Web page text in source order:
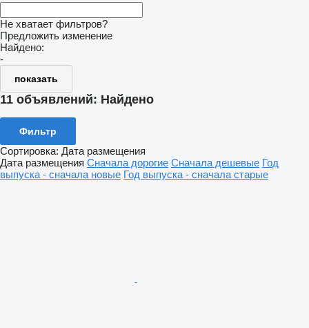
Не хватает фильтров?
Предложить изменение
Найдено:
-
показать
11 объявлений: Найдено
Фильтр
Сортировка: Дата размещения
Дата размещения Сначала дорогие Сначала дешевые Год
выпуска - сначала новые Год выпуска - сначала старые